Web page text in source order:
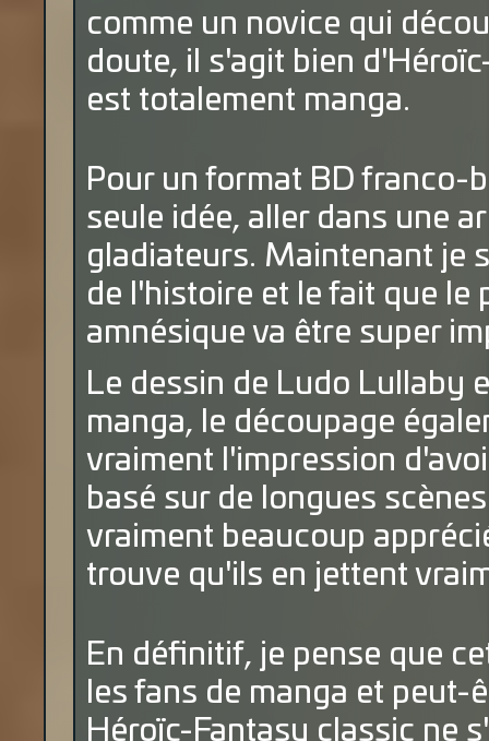
comme un novice qui
doute, il s'agit bien
est totalement manga.
Pour un format BD franco-
seule idée, aller dans une
gladiateurs. Maintenant je
de l'histoire et le fait que le
amnésique va être super
Le dessin de Ludo Lullaby
manga, le découpage
vraiment l'impression
basé sur de longues
vraiment beaucoup
trouve qu'ils en jettent
En définitif, je pense que
les fans de manga et
Héroïc-Fantasy classic ne